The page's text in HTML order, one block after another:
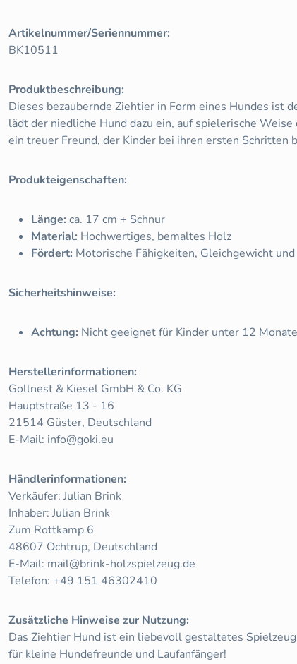
Artikelnummer/Seriennummer:
BK10511
Produktbeschreibung:
Dieses bezaubernde Ziehtier in Form eines Hundes
lädt der niedliche Hund dazu ein, auf spielerische
ein treuer Freund, der Kinder bei ihren ersten
Produkteigenschaften:
Länge: ca. 17 cm + Schnur
Material: Hochwertiges, bemaltes Holz
Fördert: Motorische Fähigkeiten, Gleichgewicht
Sicherheitshinweise:
Achtung: Nicht geeignet für Kinder unter 12
Herstellerinformationen:
Gollnest & Kiesel GmbH & Co. KG
Hauptstraße 13 - 16
21514 Güster, Deutschland
E-Mail: info@goki.eu
Händlerinformationen:
Verkäufer: Julian Brink
Inhaber: Julian Brink
Zum Rottkamp 6
48607 Ochtrup, Deutschland
E-Mail: mail@brink-holzspielzeug.de
Telefon: +49 151 46302410
Zusätzliche Hinweise zur Nutzung:
Das Ziehtier Hund ist ein liebevoll gestaltetes
für kleine Hundefreunde und Laufanfänger!